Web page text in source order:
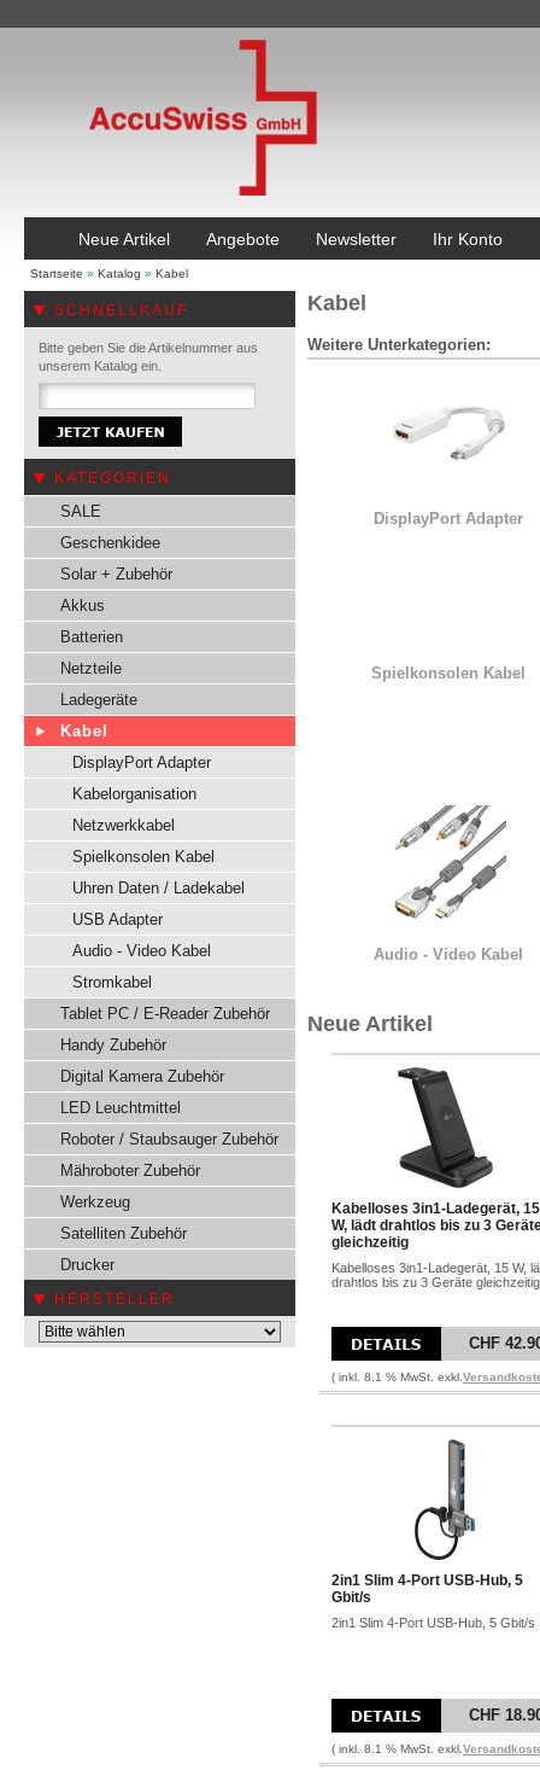
Neue Artikel Angebote Newsletter Ihr Konto
Startseite » Katalog » Kabel
SCHNELLKAUF
Bitte geben Sie die Artikelnummer aus
unserem Katalog ein.
KATEGORIEN
SALE
Geschenkidee
Solar + Zubehör
Akkus
Batterien
Netzteile
Ladegeräte
Kabel
DisplayPort Adapter
Kabelorganisation
Netzwerkkabel
Spielkonsolen Kabel
Uhren Daten / Ladekabel
USB Adapter
Audio - Video Kabel
Stromkabel
Tablet PC / E-Reader Zubehör
Handy Zubehör
Digital Kamera Zubehör
LED Leuchtmittel
Roboter / Staubsauger Zubehör
Mähroboter Zubehör
Werkzeug
Satelliten Zubehör
Drucker
HERSTELLER
Kabel
Weitere Unterkategorien:
DisplayPort Adapter
Spielkonsolen Kabel
Audio - Video Kabel
Neue Artikel
Kabelloses 3in1-Ladegerät, 15
W, lädt drahtlos bis zu 3
gleichzeitig
Kabelloses 3in1-Ladegerät, 15 W,
drahtlos bis zu 3 Geräte gleichzeitig
CHF
( inkl. 8.1 % MwSt. exkl.
2in1 Slim 4-Port USB-Hub, 5
Gbit/s
2in1 Slim 4-Port USB-Hub, 5 Gbit/s
CHF
( inkl. 8.1 % MwSt. exkl.